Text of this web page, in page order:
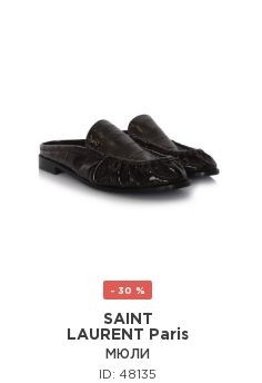
- 30 %
SAINT
LAURENT Paris
МЮЛИ
ID: 48135